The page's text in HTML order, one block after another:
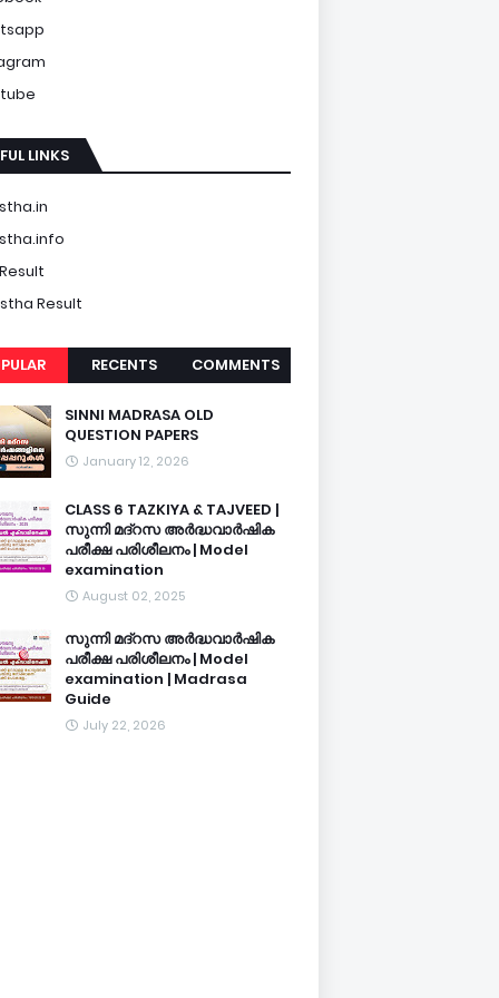
LINKS
Result
RECENTS COMMENTS
SINNI MADRASA OLD
QUESTION PAPERS
January 12, 2026
CLASS 6 TAZKIYA & TAJVEED |
സുന്നി മദ്റസ അർദ്ധവാർഷിക
പരീക്ഷ പരിശീലനം | Model
examination
August 02, 2025
സുന്നി മദ്റസ അർദ്ധവാർഷിക
പരീക്ഷ പരിശീലനം | Model
examination | Madrasa
Guide
July 22, 2026